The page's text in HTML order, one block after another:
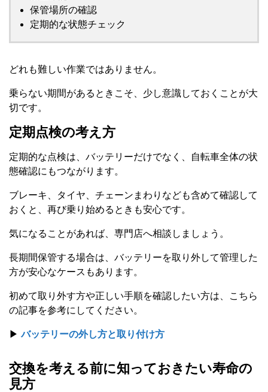
保管場所の確認
定期的な状態チェック
どれも難しい作業ではありません。
乗らない期間があるときこそ、少し意識しておくことが大
切です。
定期点検の考え方
定期的な点検は、バッテリーだけでなく、自転車全体の状
態確認にもつながります。
ブレーキ、タイヤ、チェーンまわりなども含めて確認して
おくと、再び乗り始めるときも安心です。
気になることがあれば、専門店へ相談しましょう。
長期間保管する場合は、バッテリーを取り外して管理した
方が安心なケースもあります。
初めて取り外す方や正しい手順を確認したい方は、こちら
の記事を参考にしてください。
▶バッテリーの外し方と取り付け方
交換を考える前に知っておきたい寿命の
見方